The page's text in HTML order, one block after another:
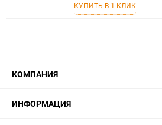
избранноесравнению
КУПИТЬ В 1 КЛИК
КОМПАНИЯ
ИНФОРМАЦИЯ